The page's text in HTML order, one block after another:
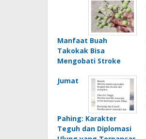
Manfaat Buah
Takokak Bisa
Mengobati Stroke
Jumat
Pahing: Karakter
Teguh dan Diplomasi